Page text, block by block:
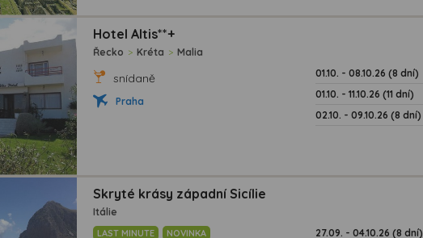
Hotel Altis**+
Řecko > Kréta > Malia
snídaně
Praha
01.10. - 08.10.26 (8 dní)
01.10. - 11.10.26 (11 dní)
02.10. - 09.10.26 (8 dní)
Skryté krásy západní Sicílie
Itálie
LAST MINUTE NOVINKA 27.09. - 04.10.26 (8 dní)